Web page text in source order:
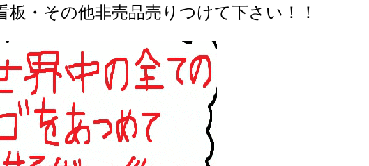
看板・その他非売品売りつけて下さい！！